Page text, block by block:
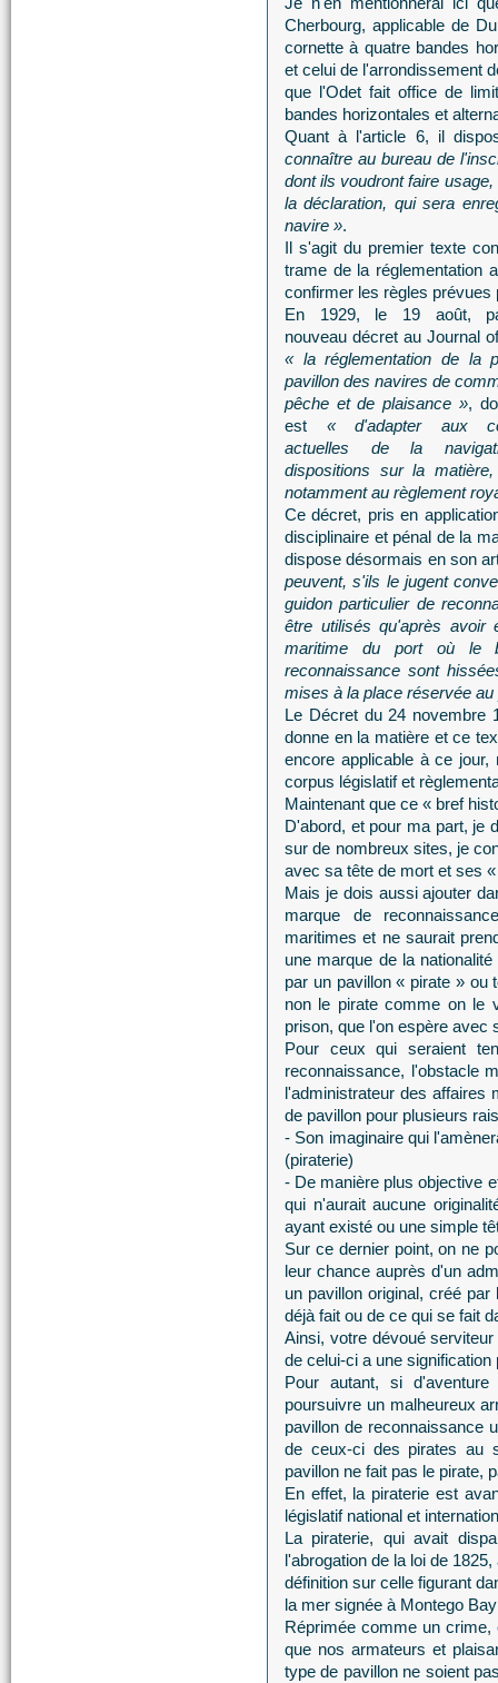
Cherbourg, applicable de
cornette à quatre bandes
et celui de l'arrondissement
que l'Odet fait office de
bandes horizontales et
Quant à l'article 6, il
connaître au bureau de
dont ils voudront faire
la déclaration, qui sera
navire ».
Il s'agit du premier texte
trame de la réglementation
confirmer les règles prévues
En 1929, le 19 août,
nouveau décret au Journal
« la réglementation de la
pavillon des navires de
pêche et de plaisance »,
est « d'adapter aux
actuelles de la
dispositions sur la
notamment au règlement
Ce décret, pris en
disciplinaire et pénal de la
dispose désormais en son
peuvent, s'ils le jugent
guidon particulier de
être utilisés qu'après avoir
maritime du port où le
reconnaissance sont
mises à la place réservée au
Le Décret du 24 novembre
donne en la matière et ce
encore applicable à ce
corpus législatif et
Maintenant que ce « bref
D'abord, et pour ma part, je
sur de nombreux sites, je
avec sa tête de mort et ses
Mais je dois aussi ajouter
marque de
maritimes et ne saurait
une marque de la
par un pavillon « pirate » ou
non le pirate comme on le
prison, que l'on espère avec
Pour ceux qui seraient
reconnaissance, l'obstacle
l'administrateur des affaires
de pavillon pour plusieurs
- Son imaginaire qui
(piraterie)
- De manière plus objective
qui n'aurait aucune
ayant existé ou une simple
Sur ce dernier point, on ne
leur chance auprès d'un
un pavillon original, créé
déjà fait ou de ce qui se fait
Ainsi, votre dévoué
de celui-ci a une signification
Pour autant, si
poursuivre un malheureux
pavillon de reconnaissance
de ceux-ci des pirates au
pavillon ne fait pas le pirate,
En effet, la piraterie est
législatif national et
La piraterie, qui avait
l'abrogation de la loi de
définition sur celle figurant
la mer signée à Montego
Réprimée comme un
que nos armateurs et
type de pavillon ne soient